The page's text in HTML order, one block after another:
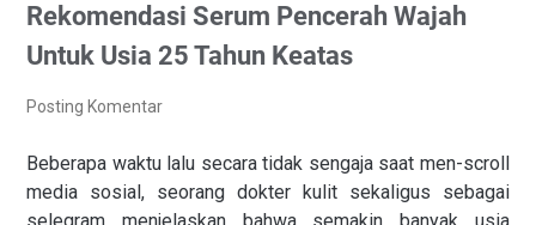
Rekomendasi Serum Pencerah Wajah
Untuk Usia 25 Tahun Keatas
Posting Komentar
Beberapa waktu lalu secara tidak sengaja saat men-scroll
media sosial, seorang dokter kulit sekaligus sebagai